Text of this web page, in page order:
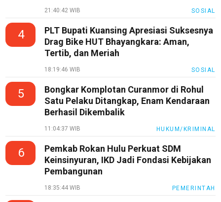
21:40:42 WIB SOSIAL
4
PLT Bupati Kuansing Apresiasi Suksesnya
Drag Bike HUT Bhayangkara: Aman,
Tertib, dan Meriah
18:19:46 WIB SOSIAL
5
Bongkar Komplotan Curanmor di Rohul
Satu Pelaku Ditangkap, Enam Kendaraan
Berhasil Dikembalik
11:04:37 WIB HUKUM/KRIMINAL
6
Pemkab Rokan Hulu Perkuat SDM
Keinsinyuran, IKD Jadi Fondasi Kebijakan
Pembangunan
18:35:44 WIB PEMERINTAH